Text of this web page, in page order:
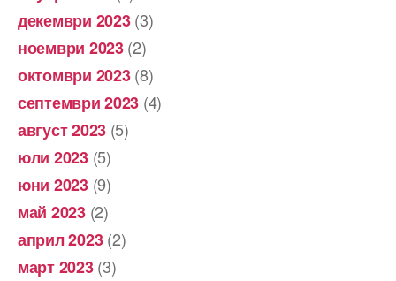
декември 2023(3)
ноември 2023(2)
октомври 2023(8)
септември 2023 (4)
август 2023 (5)
юли 2023(5)
юни 2023(9)
май 2023(2)
април 2023(2)
март 2023(3)